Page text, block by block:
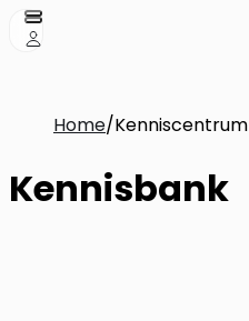
Home/Kenniscentrum
Kennisbank